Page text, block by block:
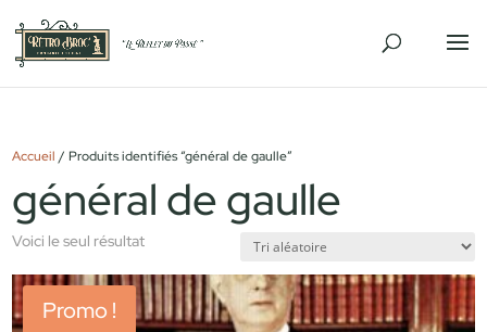
Accueil / Produits identifiés “général de gaulle”
général de gaulle
Voici le seul résultat
Promo !